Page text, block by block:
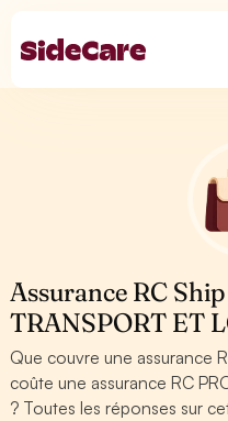
Assurance RC
TRANSPORT ET
Que couvre une assurance
coûte une assurance RC
? Toutes les réponses sur